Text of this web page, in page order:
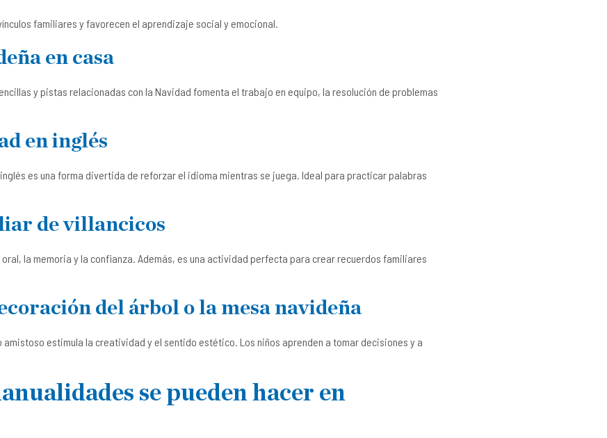
familiares y favorecen el aprendizaje social y emocional.
en casa
y pistas relacionadas con la Navidad fomenta el trabajo en equipo, la resolución de problemas
en inglés
es una forma divertida de reforzar el idioma mientras se juega. Ideal para practicar palabras
de villancicos
la memoria y la confianza. Además, es una actividad perfecta para crear recuerdos familiares
del árbol o la mesa navideña
amistoso estimula la creatividad y el sentido estético. Los niños aprenden a tomar decisiones y a
se pueden hacer en